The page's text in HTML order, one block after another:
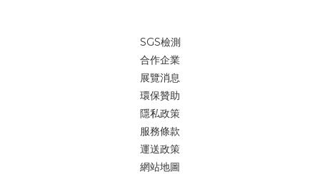
SGS檢測
合作企業
展覽消息
環保贊助
隱私政策
服務條款
運送政策
網站地圖